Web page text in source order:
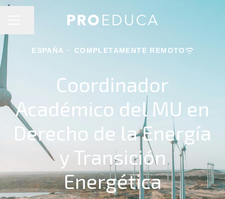
MENÚ DE EMPLEO
Compartir página
ESPAÑA · COMPLETAMENTE REMOTO
Coordinador
Académico del MU en
Derecho de la Energía
y Transición
Energética